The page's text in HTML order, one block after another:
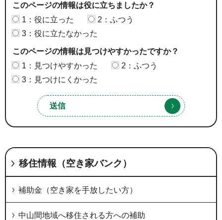
このページの情報は役に立ちましたか？
1：役に立った
2：ふつう
3：役に立たなかった
このページの情報は見つけやすかったですか？
1：見つけやすかった
2：ふつう
3：見つけにくかった
移住情報（空き家バンク）
補助金（空き家を手放したい方）
中山間地域へ移住される方への補助